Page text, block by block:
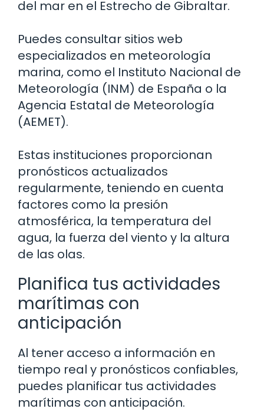
del mar en el Estrecho de Gibraltar.
Puedes consultar sitios web
especializados en meteorología
marina, como el Instituto Nacional de
Meteorología (INM) de España o la
Agencia Estatal de Meteorología
(AEMET).
Estas instituciones proporcionan
pronósticos actualizados
regularmente, teniendo en cuenta
factores como la presión
atmosférica, la temperatura del
agua, la fuerza del viento y la altura
de las olas.
Planifica tus actividades
marítimas con
anticipación
Al tener acceso a información en
tiempo real y pronósticos confiables,
puedes planificar tus actividades
marítimas con anticipación.